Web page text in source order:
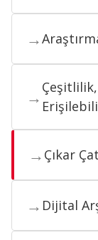
→
→
→ Çıkar
→ Dijital